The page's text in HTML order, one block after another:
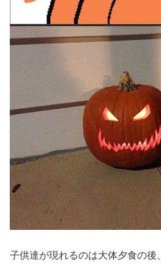
子供達が現れるのは大体夕食の後